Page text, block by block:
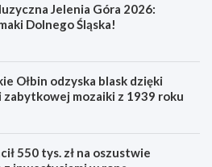
Jelenia Góra 2026:
Dolnego Śląska!
Ołbin odzyska blask dzięki
mozaiki z 1939 roku
550 tys. zł na oszustwie